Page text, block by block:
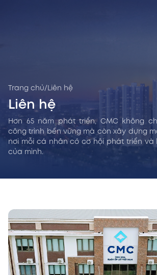
Trang chủ/ Liên hệ
Liên hệ
Hơn 65 năm phát triển, CMC không
công trình bền vững mà còn xây dựng
nơi mỗi cá nhân có cơ hội phát triển và
của mình.